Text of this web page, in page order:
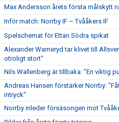
Max Andersson årets första målskytt
Inför match: Norrby IF – Tvååkers IF
Spelschemat för Ettan Södra spikat
Alexander Warneryd tar klivet till
otroligt stort"
Nils Wallenberg är tillbaka: "En viktig
Andreas Hansen förstärker Norrby:
intryck"
Norrby inleder försäsongen mot